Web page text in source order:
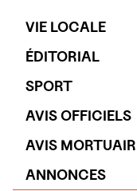
VIE LOCALE
ÉDITORIAL
SPORT
AVIS OFFICIELS
AVIS
ANNONCES